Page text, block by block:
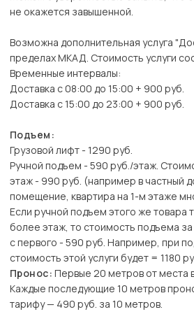
не окажется завышенной.
Возможна дополнительная услуга
пределах МКАД. Стоимость услуги
Временные интервалы:
Доставка с 08:00 до 15:00 + 900 руб.
Доставка с 15:00 до 23:00 + 900 руб.
Подъем:
Грузовой лифт - 1290 руб.
Ручной подъем - 590 руб./этаж.
этаж - 990 руб. (например в частный
помещение, квартира на 1-м этаже
Если ручной подъем этого же товара
более этаж, то стоимость подъема
с первого - 590 руб. Например, при
стоимость этой услуги будет = 1180
Пронос: Первые 20 метров от места
Каждые последующие 10 метров
тарифу — 490 руб. за 10 метров.